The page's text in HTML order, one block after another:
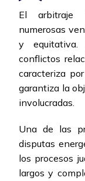
El arbitraje
numerosas
y equitativa.
conflictos
caracteriza
garantiza la
involucradas.
Una de las
disputas
los procesos
largos y